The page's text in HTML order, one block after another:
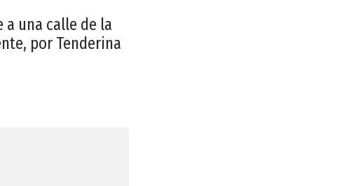
a una calle de la
por Tenderina